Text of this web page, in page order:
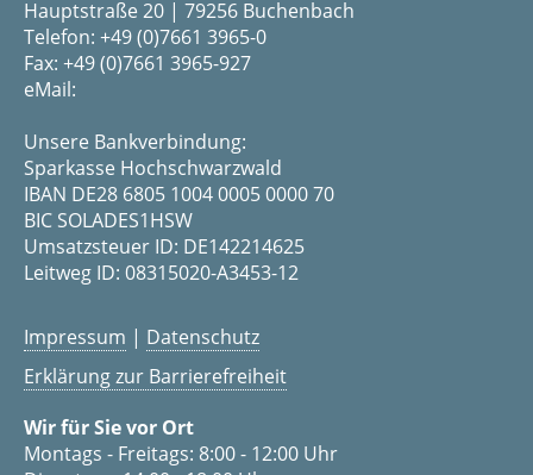
Hauptstraße 20 | 79256 Buchenbach
Telefon: +49 (0)7661 3965-0
Fax: +49 (0)7661 3965-927
eMail:
Unsere Bankverbindung:
Sparkasse Hochschwarzwald
IBAN DE28 6805 1004 0005 0000 70
BIC SOLADES1HSW
Umsatzsteuer ID: DE142214625
Leitweg ID: 08315020-A3453-12
Impressum | Datenschutz
Erklärung zur Barrierefreiheit
Wir für Sie vor Ort
Montags - Freitags: 8:00 - 12:00 Uhr